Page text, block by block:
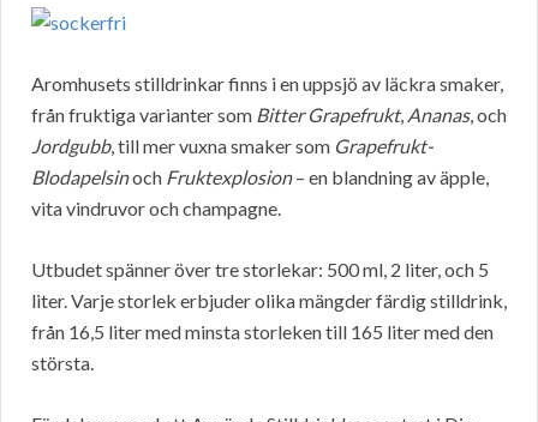
Aromhusets stilldrinkar finns i en uppsjö av läckra smaker,
från fruktiga varianter som Bitter Grapefrukt, Ananas, och
Jordgubb, till mer vuxna smaker som Grapefrukt-
Blodapelsinoch Fruktexplosion– en blandning av äpple,
vita vindruvor och champagne.
Utbudet spänner över tre storlekar: 500 ml, 2 liter, och 5
liter. Varje storlek erbjuder olika mängder färdig stilldrink,
från 16,5 liter med minsta storleken till 165 liter med den
största.